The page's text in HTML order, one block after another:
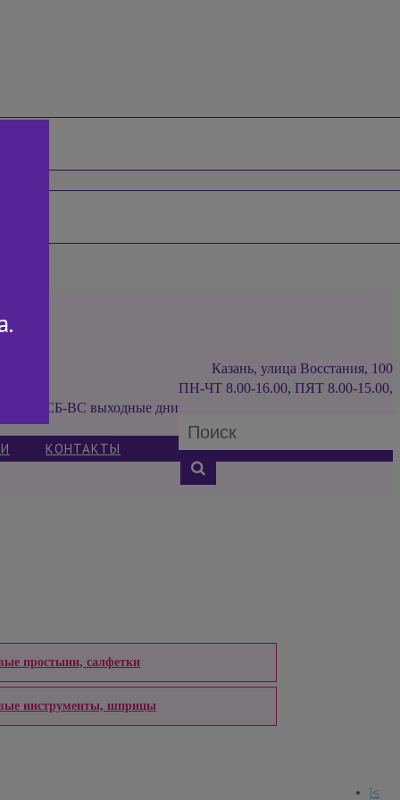
Казань, улица Восстания, 100
ПН-ЧТ 8.00-16.00, ПЯТ 8.00-15.00,
СБ-ВС выходные дни
КОНТАКТЫ
простыни, салфетки
инструменты, шприцы
|<